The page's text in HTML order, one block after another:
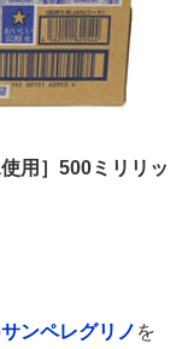
用］500ミリリッ
サンペレグリノ を